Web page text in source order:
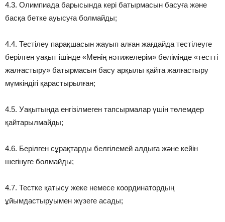
4.3. Олимпиада барысында кері батырмасын басуға және
басқа бетке ауысуға болмайды;
4.4. Тестілеу парақшасын жауып алған жағдайда тестілеуге
берілген уақыт ішінде «Менің нәтижелерім» бөлімінде «тестті
жалғастыру» батырмасын басу арқылы қайта жалғастыру
мүмкіндігі қарастырылған;
4.5. Уақытында енгізілмеген тапсырмалар үшін төлемдер
қайтарылмайды;
4.6. Берілген сұрақтарды белгілемей алдыға және кейін
шегінуге болмайды;
4.7. Тестке қатысу жеке немесе координатордың
ұйымдастыруымен жүзеге асады;